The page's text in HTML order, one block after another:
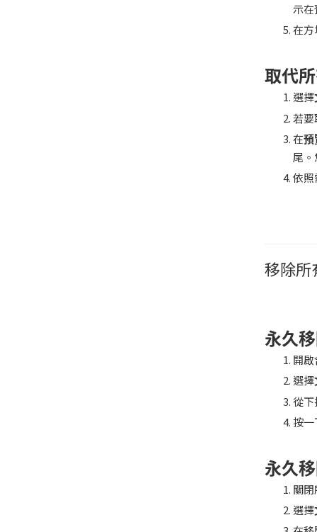
示在
在方
取代
選擇
若要
在預
尾
依照
移除所
永久
開
選擇
從下
按一
永久
關閉
選擇